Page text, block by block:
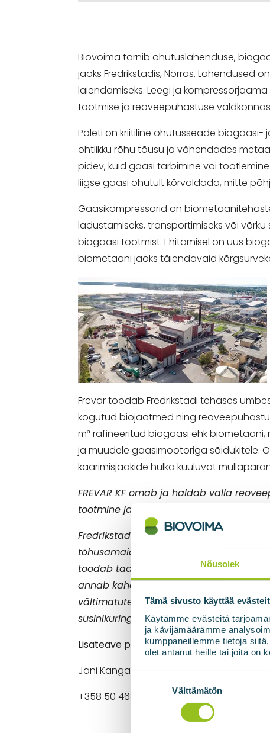
Nõusolek
Tämä sivusto käyttää
Käytämme evästeitä
ja kävijämäärämme
kumppaneillemme tietoja
olet antanut heille tai joita on
Välttämätön
Biovoima tarnib ohutuslahenduse,
jaoks Fredrikstadis, Norras. Lahendused
laiendamiseks. Leegi ja
tootmise ja reoveepuhastuse
Põleti on kriitiline ohutusseade
ohtlikku rõhu tõusu ja vähendades
pidev, kuid gaasi tarbimine või
liigse gaasi ohutult kõrvaldada, mitte
Gaasikompressorid on
ladustamiseks, transportimiseks või
biogaasi tootmist. Ehitamisel on uus
biometaani jaoks täiendavaid
Frevar toodab Fredrikstadi tehases
kogutud biojäätmed ning
m³ rafineeritud biogaasi ehk biometaani,
ja muudele gaasimootoriga sõidukitele.
käärimisjääkide hulka kuuluvat
FREVAR KFomab ja haldab valla
tootmine jaguneb äritegevuseks ja
Fredrikstadi eesmärk on vähendada
tõhusamaid viise selle saavutamiseks.
toodab taastuvenergiat ja toodab
annab kahekordset kasu kliimale.
vältimatute kõrvalvoogude
süsinikuringe tasakaalustamatuse
Lisateave projekti kohta:
Jani Kangasaho, müügidirektor, partner
+358 50 468 7907,